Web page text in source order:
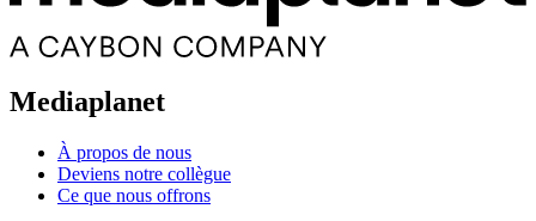
Mediaplanet
À propos de nous
Deviens notre collègue
Ce que nous offrons